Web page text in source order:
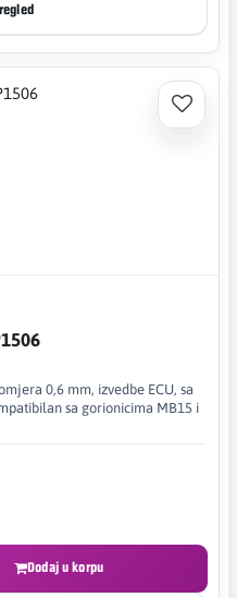
0,6 mm, izvedbe ECU, sa
sa gorionicima MB15 i
Dodaj u korpu